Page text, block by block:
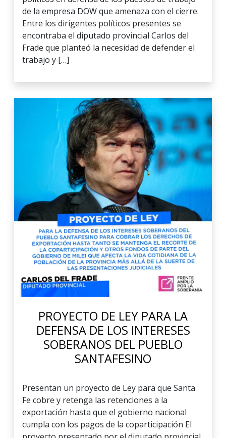
de la empresa DOW que amenaza con el cierre.
Entre los dirigentes políticos presentes se
encontraba el diputado provincial Carlos del
Frade que planteó la necesidad de defender el
trabajo y […]
PROYECTO DE LEY PARA LA
DEFENSA DE LOS INTERESES
SOBERANOS DEL PUEBLO
SANTAFESINO
Presentan un proyecto de Ley para que Santa
Fe cobre y retenga las retenciones a la
exportación hasta que el gobierno nacional
cumpla con los pagos de la coparticipación El